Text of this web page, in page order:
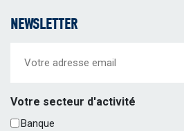
NEWSLETTER
Votre secteur d'activité
Banque